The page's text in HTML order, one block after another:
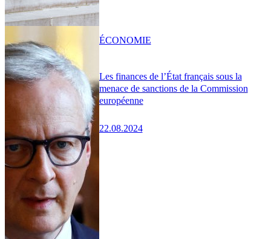
Les finances de l’État français sous la
menace de sanctions de la Commission
européenne
22.08.2024
ÉCONOMIE